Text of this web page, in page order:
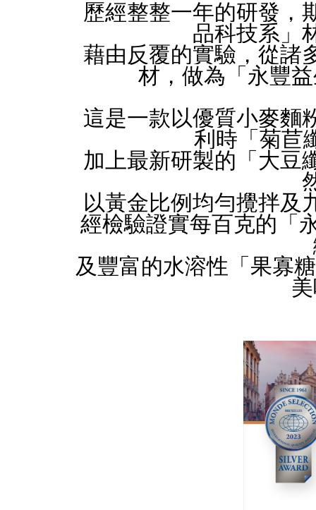
歷經整整⼀年的研發，
品科技系」
藉由反覆的實驗，從諸
材，做為「永豐
這是⼀款以優質⼩⿆麵
利時「菊苣
加上最新研製的「⼤⾖
以黃金⽐例均勻攪拌及
經檢驗證實每百克的「
及豐富的⽔溶性「果寡